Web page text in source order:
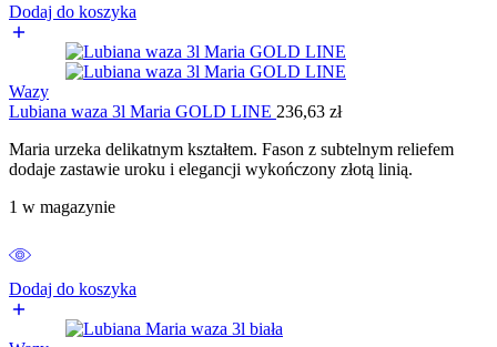
Dodaj do koszyka
Wazy
Lubiana waza 3l Maria GOLD LINE 236,63 zł
Maria urzeka delikatnym kształtem. Fason z subtelnym reliefem
dodaje zastawie uroku i elegancji wykończony złotą linią.
1 w magazynie
Dodaj do koszyka